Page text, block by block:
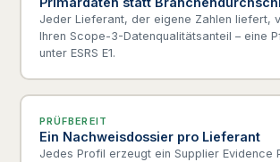
Jeder Lieferant, der eigene Zahlen liefert,
Ihren Scope-3-Datenqualitätsanteil – eine
unter ESRS E1.
PRÜFBEREIT
Ein Nachweisdossier pro Lieferant
Jedes Profil erzeugt ein Supplier Evidence